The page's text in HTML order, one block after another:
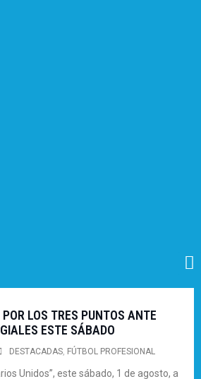
POR LOS TRES PUNTOS ANTE
ESTE SÁBADO
DESTACADAS, FÚTBOL PROFESIONAL
Unidos”, este sábado, 1 de agosto, a